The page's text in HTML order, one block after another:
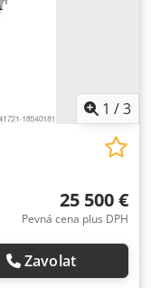
1 /3
25 500 €
Pevná cena plus DPH
Zavolat